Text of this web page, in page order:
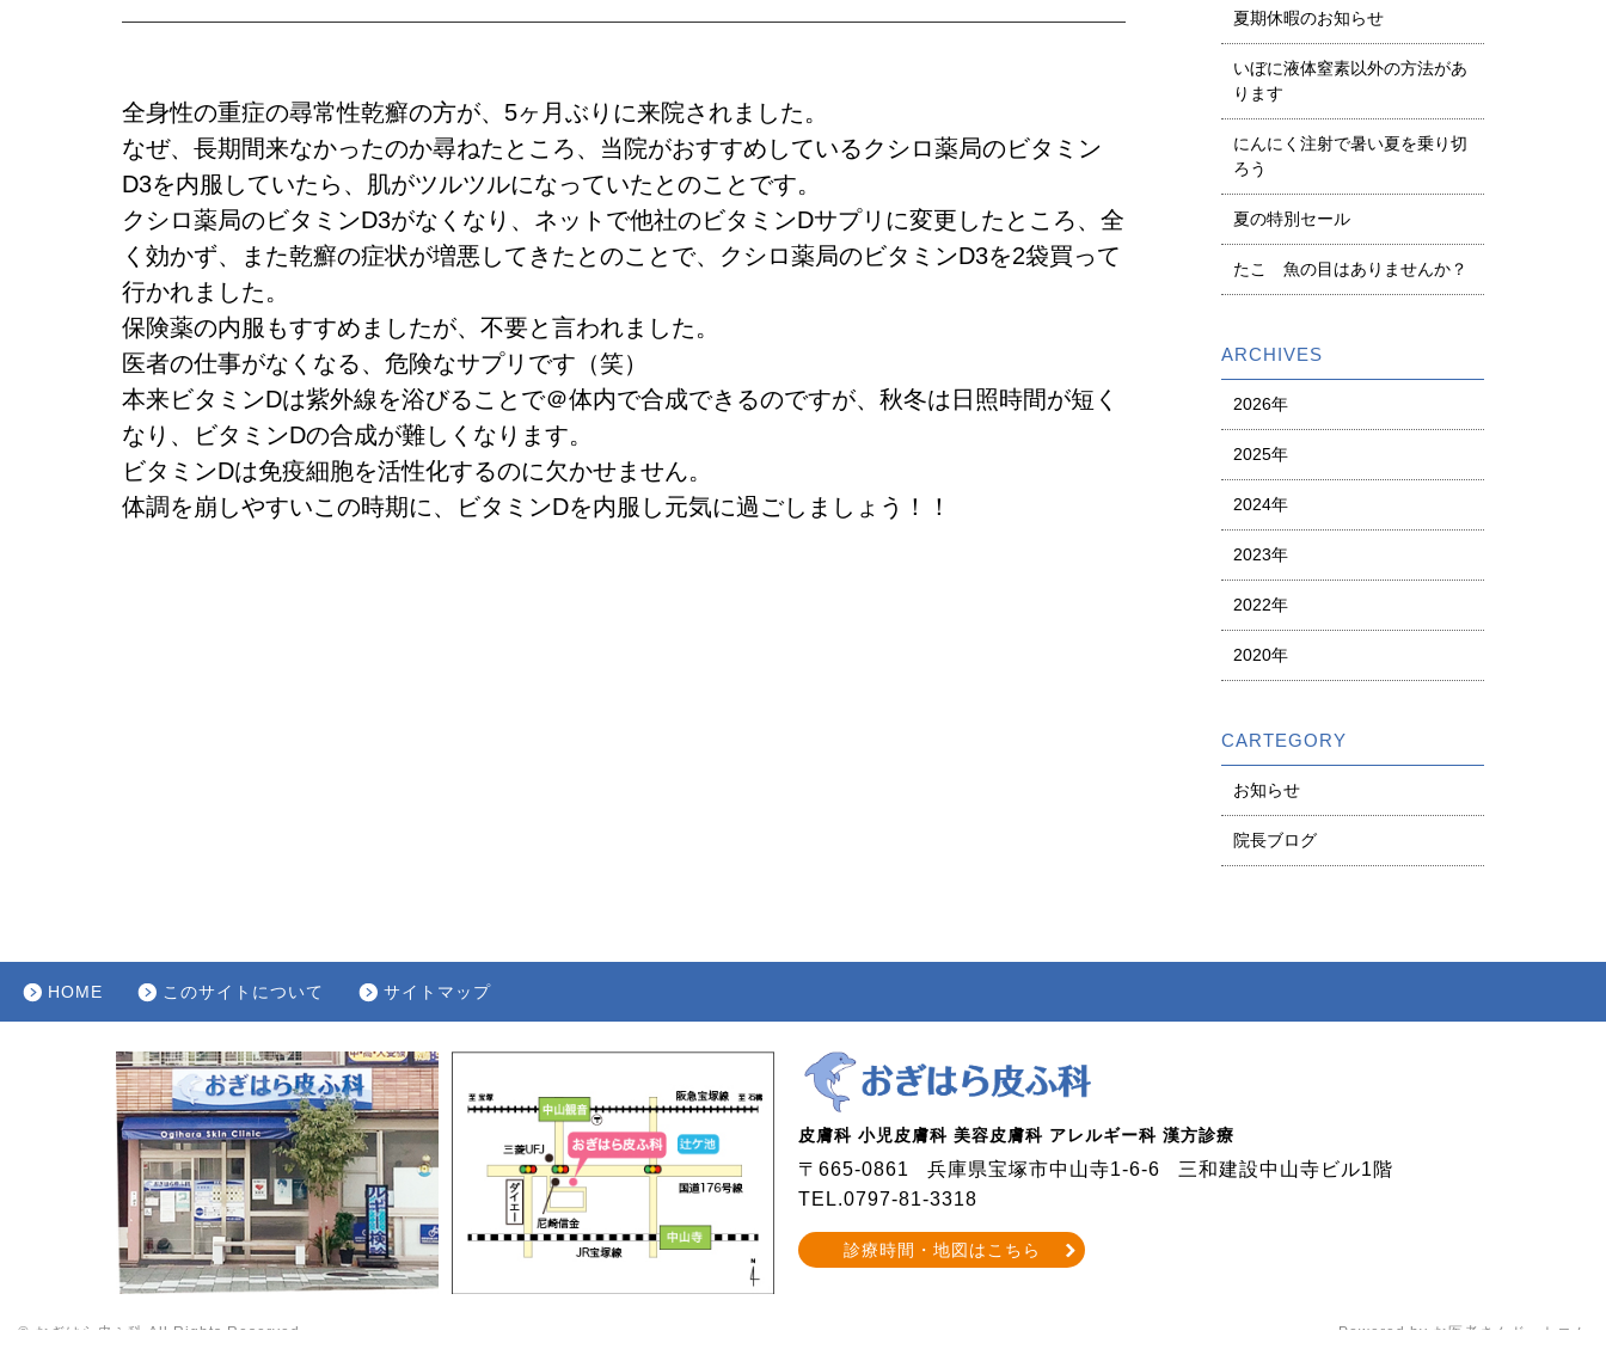
全身性の重症の尋常性乾癬の方が、5ヶ月ぶりに来院されました。
なぜ、長期間来なかったのか尋ねたところ、当院がおすすめしているクシロ薬局のビタミン
D3を内服していたら、肌がツルツルになっていたとのことです。
クシロ薬局のビタミンD3がなくなり、ネットで他社のビタミンDサプリに変更したところ、全
く効かず、また乾癬の症状が増悪してきたとのことで、クシロ薬局のビタミンD3を2袋買って
行かれました。
保険薬の内服もすすめましたが、不要と言われました。
医者の仕事がなくなる、危険なサプリです（笑）
本来ビタミンDは紫外線を浴びることで＠体内で合成できるのですが、秋冬は日照時間が短く
なり、ビタミンDの合成が難しくなります。
ビタミンDは免疫細胞を活性化するのに欠かせません。
体調を崩しやすいこの時期に、ビタミンDを内服し元気に過ごしましょう！！
夏期休暇のお知らせ
いぼに液体窒素以外の方法があ
ります
にんにく注射で暑い夏を乗り切
ろう
夏の特別セール
たこ 魚の目はありませんか？
ARCHIVES
2026年
2025年
2024年
2023年
2022年
2020年
CARTEGORY
お知らせ
院長ブログ
HOME このサイトについて サイトマップ
皮膚科 小児皮膚科 美容皮膚科 アレルギー科 漢方診療
〒665-0861 兵庫県宝塚市中山寺1-6-6
三和建設中山寺ビル1階
TEL.0797-81-3318
診療時間・地図はこちら
© おぎはら皮ふ科 All Rights Reserved. Powered by お医者さんドットコム